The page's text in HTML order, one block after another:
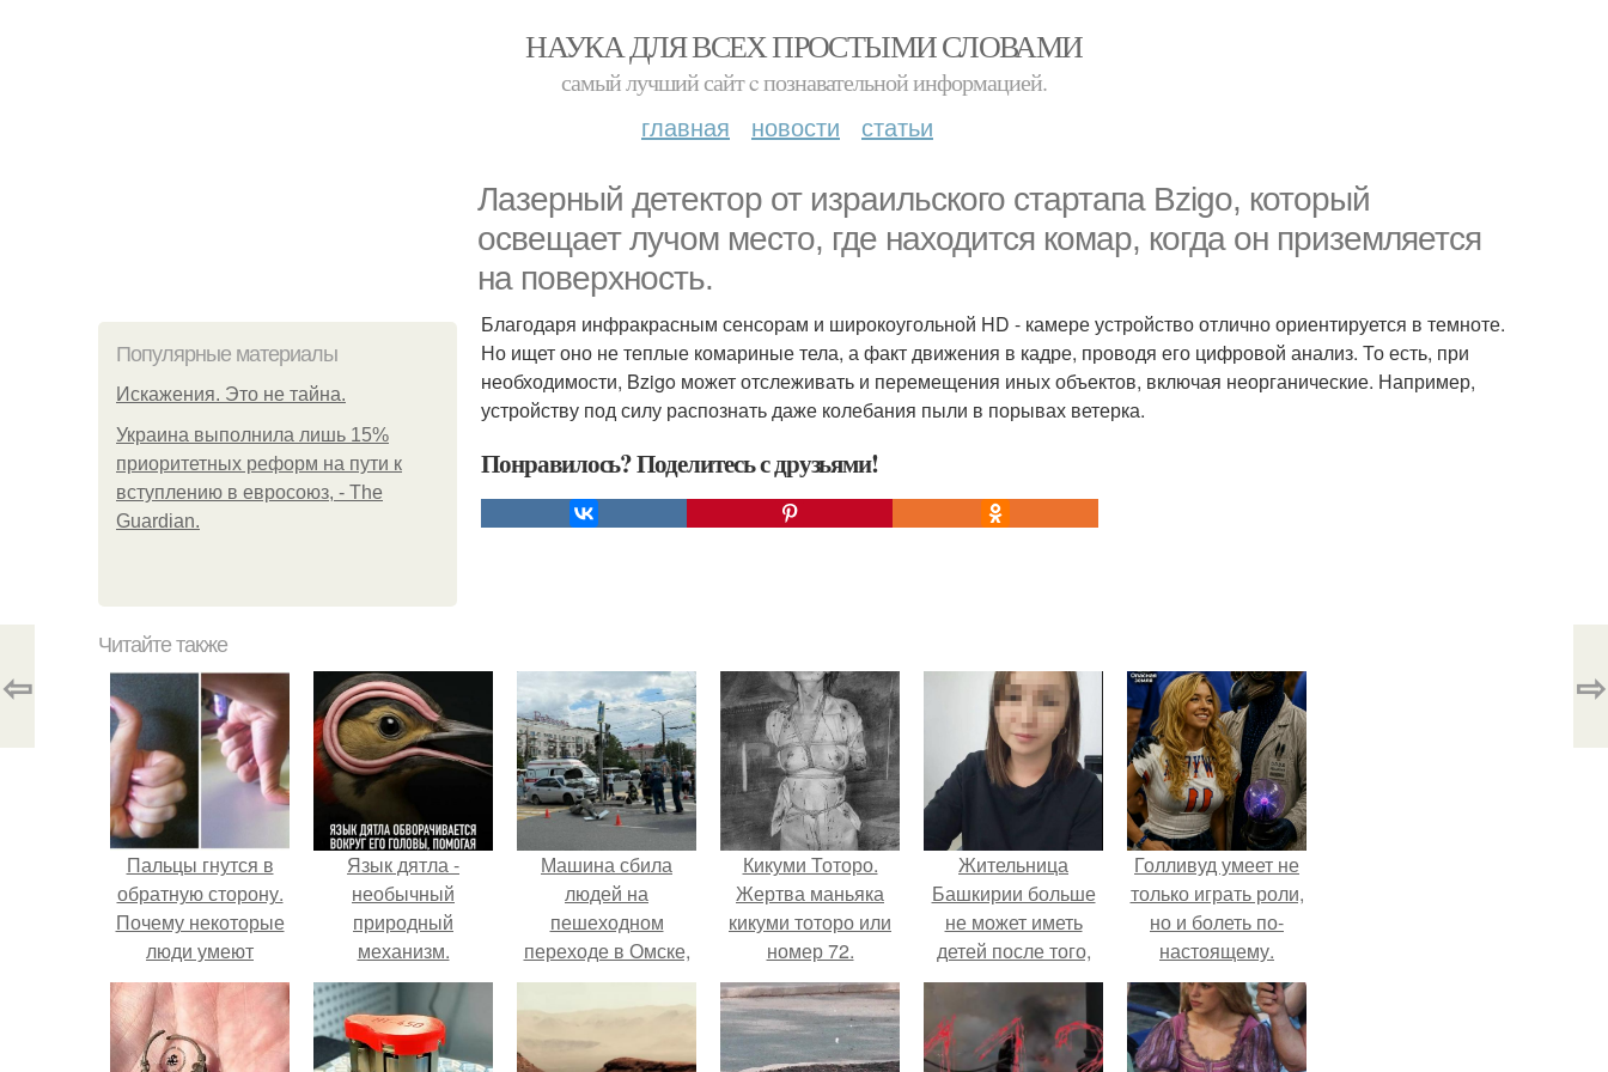
НАУКА ДЛЯ ВСЕХ ПРОСТЫМИ СЛОВАМИ
самый лучший сайт c познавательной информацией.
главная новости статьи
Лазерный детектор от изpaильского стартапа Bzigo, который
освещает лучом место, где находится комар, когда он приземляется
на поверхность.
Популярные материалы
Искажения. Это не тайна.
Украина выполнила лишь 15%
приоритетных реформ на пути к
вступлению в евросоюз, - The
Guardian.
Благодаря инфракрасным сенсорам и широкоугольной HD - камере устройство отлично ориентируется в темноте.
Но ищет оно не теплые комариные тела, а факт движения в кадре, проводя его цифровой анализ. То есть, при
необходимости, Bzigo может отслеживать и перемещения иных объектов, включая неорганические. Например,
устройству под силу распознать даже колебания пыли в порывах ветерка.
Понравилось? Поделитесь с друзьями!
⇦ ⇨
Читайте также
Пальцы гнутся в
обратную сторону.
Почему некоторые
люди умеют
выгибать палец в
обратную сторону?
Язык дятла -
необычный
природный
механизм.
Машина сбила
людей на
пешеходном
переходе в Омске,
пострадали 8
человек.
Кикуми Тоторо.
Жертва маньяка
кикуми тоторо или
номер 72.
Жительница
Башкирии больше
не может иметь
детей после того,
как медики сделали
ей аборт на шестом
месяце
беременности и
Голливуд умеет не
только играть роли,
но и болеть по-
настоящему.